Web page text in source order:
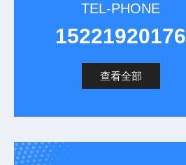
TEL-PHONE
15221920176
查看全部